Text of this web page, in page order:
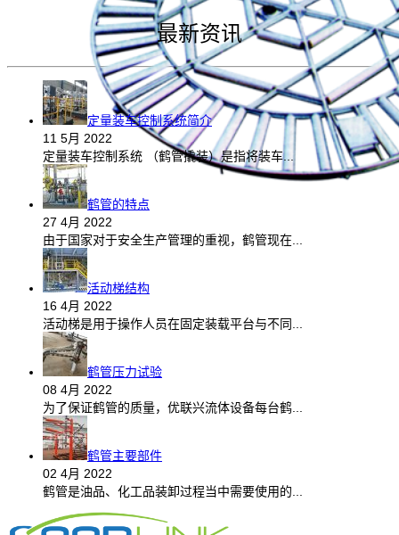
最新资讯
定量装车控制系统简介
11 5月 2022
定量装车控制系统 （鹤管撬装）是指将装车...
鹤管的特点
27 4月 2022
由于国家对于安全生产管理的重视，鹤管现在...
活动梯结构
16 4月 2022
活动梯是用于操作人员在固定装载平台与不同...
鹤管压力试验
08 4月 2022
为了保证鹤管的质量，优联兴流体设备每台鹤...
鹤管主要部件
02 4月 2022
鹤管是油品、化工品装卸过程当中需要使用的...